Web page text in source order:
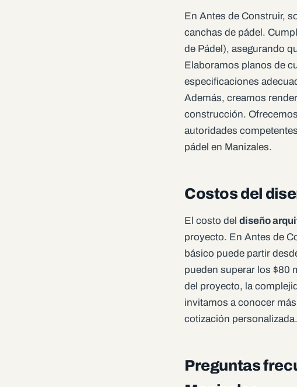
En Antes de Construir,
canchas de pádel.
de Pádel), asegurando
Elaboramos planos de
especificaciones
Además, creamos
construcción.
autoridades
pádel en Manizales.
Costos del
El costo del diseño
proyecto. En Antes de
básico puede partir
pueden superar los $80
del proyecto, la
invitamos a conocer
cotización
Preguntas